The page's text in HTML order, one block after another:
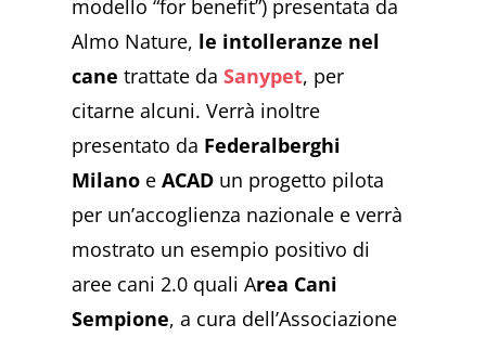
modello “for benefit”) presentata da
Almo Nature, le intolleranze nel
cane trattate daSanypet, per
citarne alcuni. Verrà inoltre
presentato da Federalberghi
Milano eACAD un progetto pilota
per un’accoglienza nazionale e verrà
mostrato un esempio positivo di
aree cani 2.0 quali Area Cani
Sempione, a cura dell’Associazione